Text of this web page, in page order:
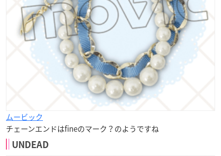
ムービック
チェーンエンドはfineのマーク？のようですね
UNDEAD